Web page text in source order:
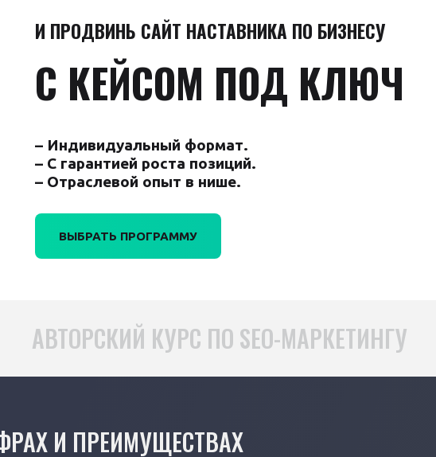
И ПРОДВИНЬ САЙТ НАСТАВНИКА ПО БИЗНЕСУ
С КЕЙСОМ ПОД КЛЮЧ
– Индивидуальный формат.
– С гарантией роста позиций.
– Отраслевой опыт в нише.
ВЫБРАТЬ ПРОГРАММУ
АВТОРСКИЙ КУРС ПО SEO-МАРКЕТИНГУ
И ПРЕИМУЩЕСТВАХ